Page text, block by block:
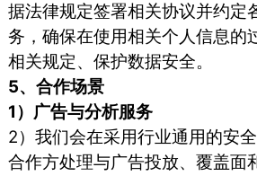
据法律规定签署相关协议并约定
务，确保在使用相关个人信息的
相关规定、保护数据安全。
5、合作场景
1）广告与分析服务
2）我们会在采用行业通用的安
合作方处理与广告投放、覆盖面